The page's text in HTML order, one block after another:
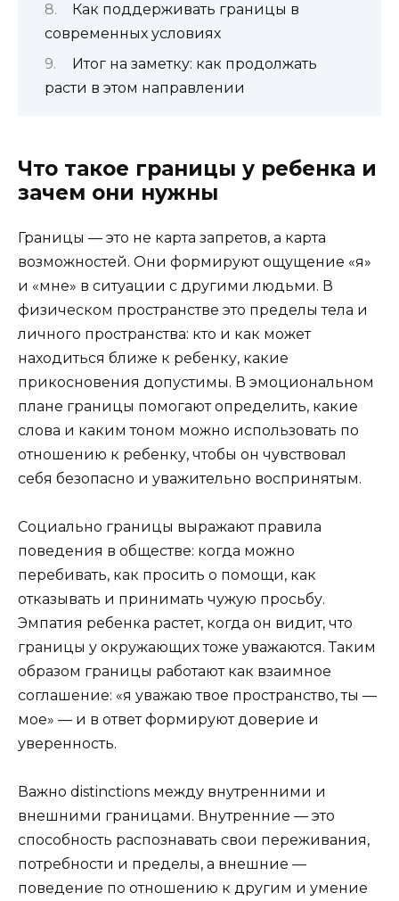
Как поддерживать границы в
современных условиях
Итог на заметку: как продолжать
расти в этом направлении
Что такое границы у ребенка и
зачем они нужны
Границы — это не карта запретов, а карта
возможностей. Они формируют ощущение «я»
и «мне» в ситуации с другими людьми. В
физическом пространстве это пределы тела и
личного пространства: кто и как может
находиться ближе к ребенку, какие
прикосновения допустимы. В эмоциональном
плане границы помогают определить, какие
слова и каким тоном можно использовать по
отношению к ребенку, чтобы он чувствовал
себя безопасно и уважительно воспринятым.
Социально границы выражают правила
поведения в обществе: когда можно
перебивать, как просить о помощи, как
отказывать и принимать чужую просьбу.
Эмпатия ребенка растет, когда он видит, что
границы у окружающих тоже уважаются. Таким
образом границы работают как взаимное
соглашение: «я уважаю твое пространство, ты —
мое» — и в ответ формируют доверие и
уверенность.
Важно distinctions между внутренними и
внешними границами. Внутренние — это
способность распознавать свои переживания,
потребности и пределы, а внешние —
поведение по отношению к другим и умение